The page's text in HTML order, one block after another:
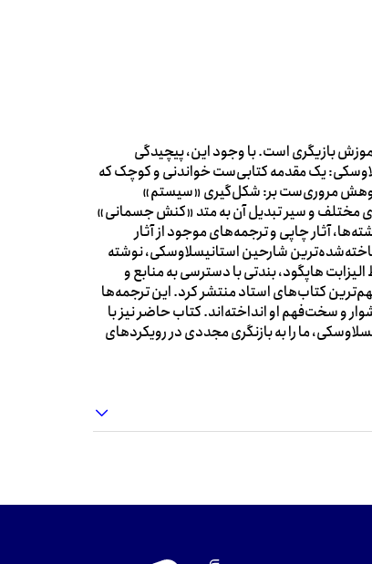
بازیگری است. با وجود این، پیچیدگی
یک مقدمه کتابی‌ست خواندنی و کوچک که
پژوهش مروری‌ست بر: شکل‌گیری «سیستم»
مختلف و سیر تبدیل آن به متد «کنش جسمانی»
آثار چاپی و ترجمه‌های موجود از آثار
شارحین استانیسلاوسکی، نوشته
هاپگود، بندتی با دسترسی به منابع و
کتاب‌های استاد منتشر کرد. این ترجمه‌‌ها
و سخت‌فهم او انداخته‌اند. کتاب حاضر نیز با
ما را به بازنگری مجددی در رویکردهای